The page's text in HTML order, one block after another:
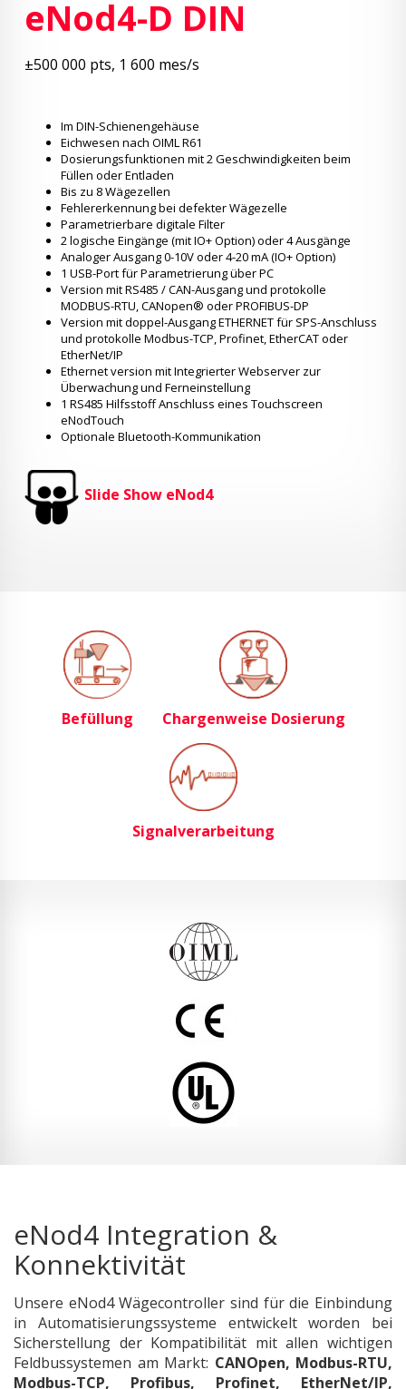
eNod4-D DIN
±500 000 pts, 1 600 mes/s
Im DIN-Schienengehäuse
Eichwesen nach OIML R61
Dosierungsfunktionen mit 2 Geschwindigkeiten beim
Füllen oder Entladen
Bis zu 8 Wägezellen
Fehlererkennung bei defekter Wägezelle
Parametrierbare digitale Filter
2 logische Eingänge (mit IO+ Option) oder 4 Ausgänge
Analoger Ausgang 0-10V oder 4-20 mA (IO+ Option)
1 USB-Port für Parametrierung über PC
Version mit RS485 / CAN-Ausgang und protokolle
MODBUS-RTU, CANopen® oder PROFIBUS-DP
Version mit doppel-Ausgang ETHERNET für SPS-Anschluss
und protokolle Modbus-TCP, Profinet, EtherCAT oder
EtherNet/IP
Ethernet version mit Integrierter Webserver zur
Überwachung und Ferneinstellung
1 RS485 Hilfsstoff Anschluss eines Touchscreen
eNodTouch
Optionale Bluetooth-Kommunikation
Slide Show eNod4
Befüllung Chargenweise Dosierung
Signalverarbeitung
eNod4 Integration &
Konnektivität
Unsere eNod4 Wägecontroller sind für die Einbindung
in Automatisierungssysteme entwickelt worden bei
Sicherstellung der Kompatibilität mit allen wichtigen
Feldbussystemen am Markt: CANOpen, Modbus-RTU,
Modbus-TCP, Profibus, Profinet, EtherNet/IP,